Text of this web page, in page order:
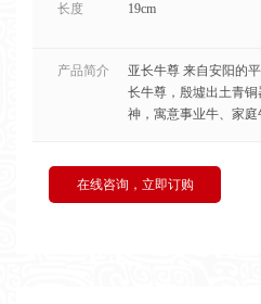
长度 19cm
产品简介
亚长牛尊 来自安阳的
长牛尊，殷墟出土青
神，寓意事业牛、家庭
在线咨询，立即订购